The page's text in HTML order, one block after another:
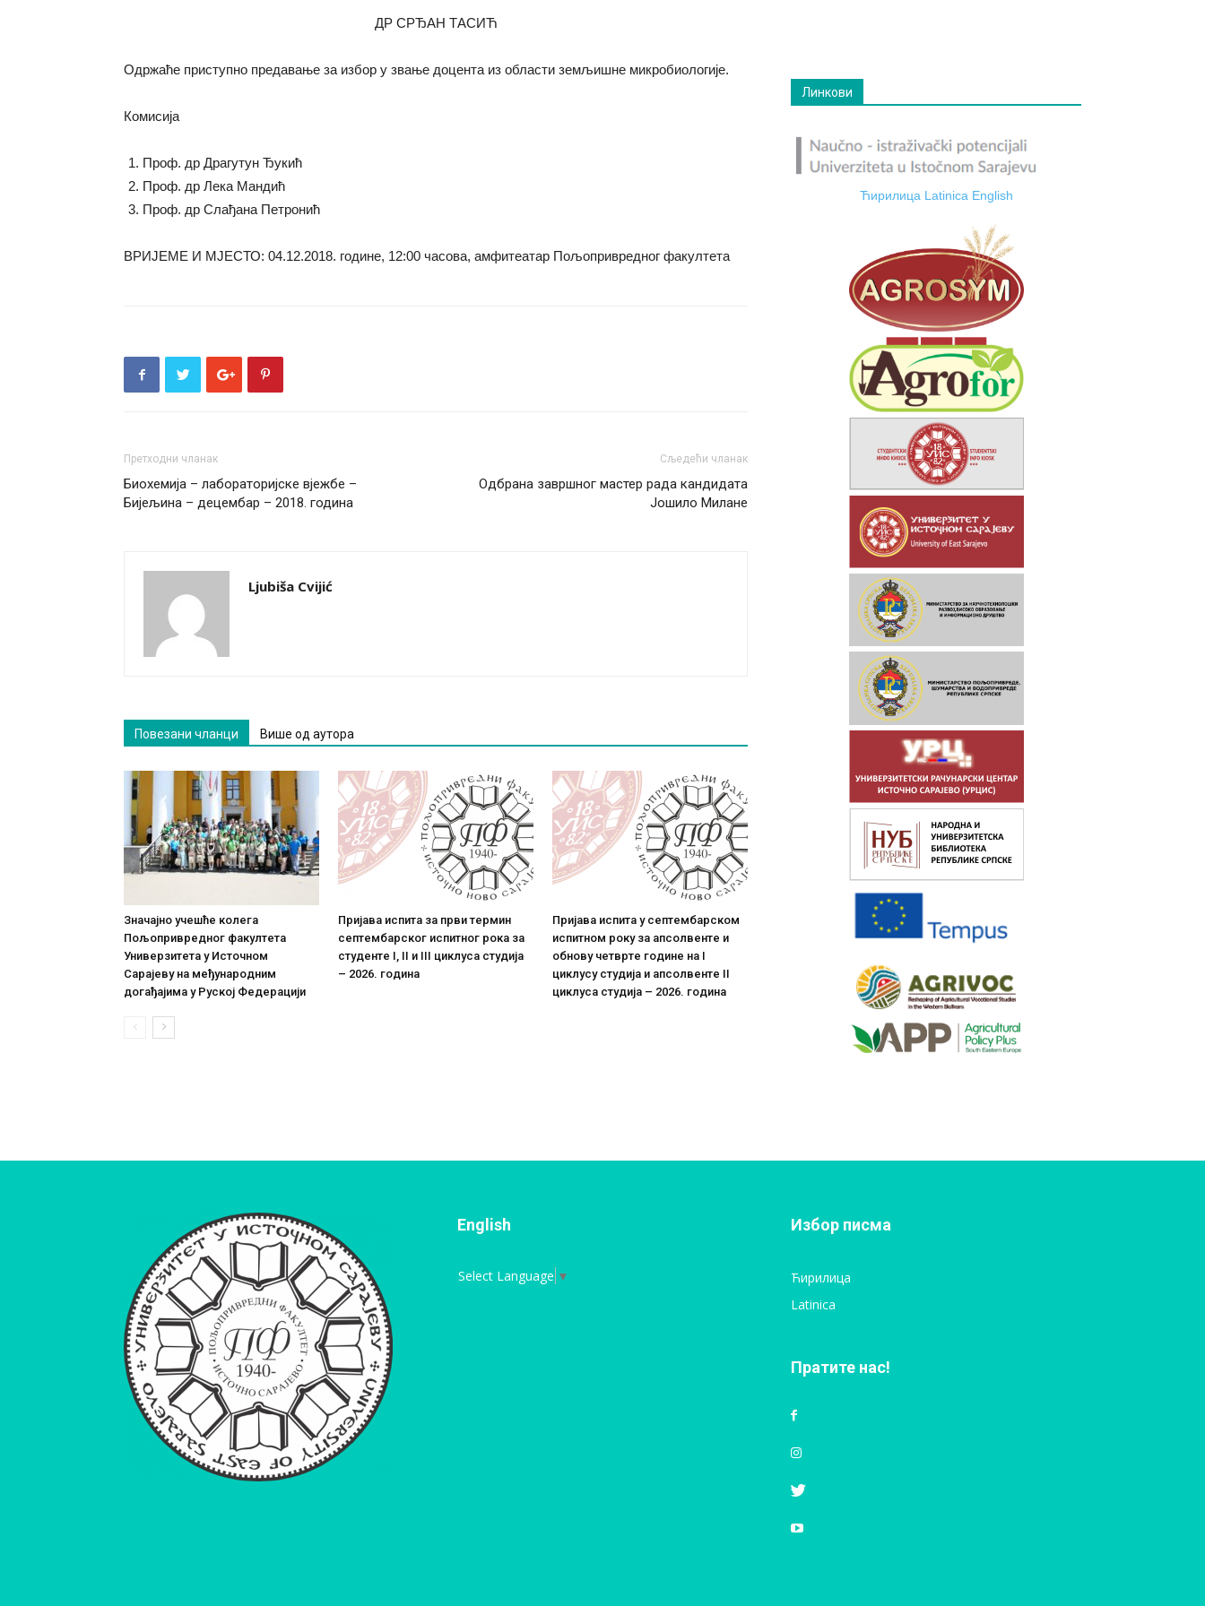
ДР СРЂАН ТАСИЋ
Одржаће приступно предавање за избор у звање доцента из области земљишне микробиологије.
Комисија
Проф. др Драгутун Ђукић
Проф. др Лека Мандић
Проф. др Слађана Петронић
ВРИЈЕМЕ И МЈЕСТО: 04.12.2018. године, 12:00 часова, амфитеатар Пољопривредног факултета
Претходни чланак
Биохемија – лабораторијске вјежбе –
Бијељина – децембар – 2018. година
Сљедећи чланак
Одбрана завршног мастер рада кандидата
Јошило Милане
Ljubiša Cvijić
Повезани чланци Више од аутора
Значајно учешће колега
Пољопривредног факултета
Универзитета у Источном
Сарајеву на међународним
догађајима у Руској Федерацији
Пријава испита за први термин
септембарског испитног рока за
студенте I, II и III циклуса студија
– 2026. година
Пријава испита у септембарском
испитном року за апсолвенте и
обнову четврте године на I
циклусу студија и апсолвенте II
циклуса студија – 2026. година
Линкови
Ћирилица Latinica English
English
Select Language ▼
Избор писма
Ћирилица
Latinica
Пратите нас!